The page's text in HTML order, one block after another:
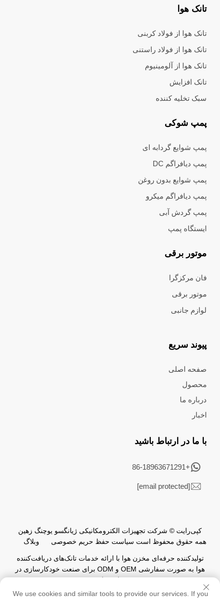
تانک هوا
تانک هوا از فولاد کربنی
تانک هوا از فولاد راستنی
تانک هوا از آلومینیوم
تانک افزایش
سبک تخلیه کننده
پمپ شوکی
پمپ شوایع گردابه ای
پمپ دیافراگم DC
پمپ شوایع بدون روغن
پمپ دیافراگم میکرو
پمپ گردش آبی
ایستگاه پمپ
موتور برقی
فان مرکزگرا
موتور برقی
لوازم جانبی
پیوند سریع
صفحه اصلی
محصول
درباره ما
اخبار
با ما در ارتباط باشید
+86-18963671291
[email protected]
کپی‌رایت © شرکت تجهیزات الکترومکانیکی ژیانگسو یوچنگ زهین
همه حقوق محفوظ است سیاست حفظ حریم خصوصی وبلاگ
تولیدکننده حرفه‌ای مخزن هوا با ارائه خدمات تانک‌های دریافت‌کننده
هوا به صورت سفارشی OEM و ODM برای صنعت خودکارسازی در
سطح جهانی.
We use cookies and similar tools to provide our services. If you